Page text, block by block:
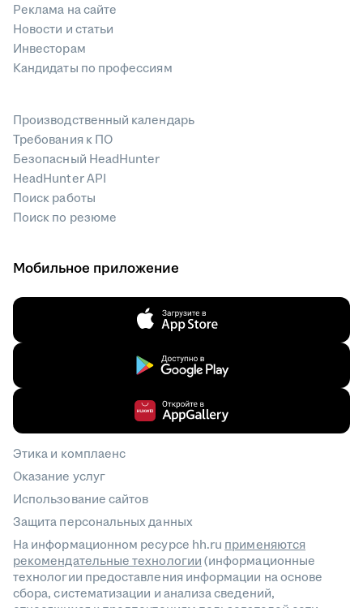
Реклама на сайте
Новости и статьи
Инвесторам
Кандидаты по профессиям
Производственный календарь
Требования к ПО
Безопасный HeadHunter
HeadHunter API
Поиск работы
Поиск по резюме
Мобильное приложение
Этика и комплаенс
Оказание услуг
Использование сайтов
Защита персональных данных
На информационном ресурсе hh.ru применяются
рекомендательные технологии(информационные
технологии предоставления информации на основе
сбора, систематизации и анализа сведений,